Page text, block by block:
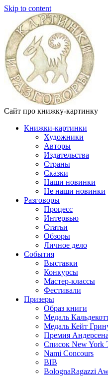
Skip to content
Сайт про книжку-картинку
Книжки-картинки
Художники
Авторы
Издательства
Страны
Сказки
Наши новинки
Не наши новинки
Разговоры
Процесс
Интервью
Статьи
Обзоры
Личное дело
События
Выставки
Конкурсы
Мастер-классы
Фестивали
Призеры
Образ книги
Медаль
Медаль Кейт
Премия Андерсена
Список New York
Nami Concours
BIB
BolognaRagazzi